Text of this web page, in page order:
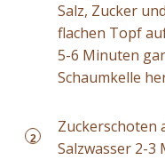
Salz, Zucker
flachen Topf
5-6 Minuten
Schaumkelle
2
Zuckerschoten
Salzwasser 2-3